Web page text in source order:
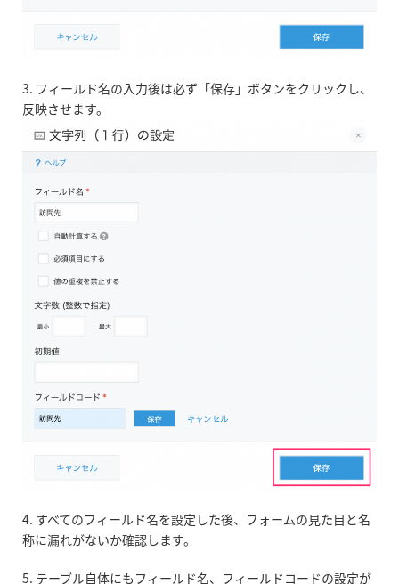
3. フィールド名の入力後は必ず「保存」ボタンをクリックし、
反映させます。
4. すべてのフィールド名を設定した後、フォームの見た目と名
称に漏れがないか確認します。
5. テーブル自体にもフィールド名、フィールドコードの設定が